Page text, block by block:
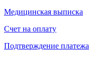
Медицинская выписка
Счет на оплату
Подтверждение платежа